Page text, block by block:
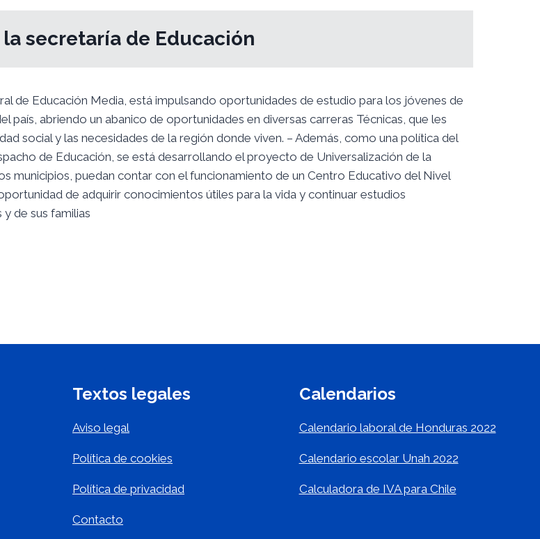
secretaría de Educación
de Educación Media, está impulsando oportunidades de estudio para los jóvenes de
país, abriendo un abanico de oportunidades en diversas carreras Técnicas, que les
social y las necesidades de la región donde viven. – Además, como una política del
de Educación, se está desarrollando el proyecto de Universalización de la
municipios, puedan contar con el funcionamiento de un Centro Educativo del Nivel
de adquirir conocimientos útiles para la vida y continuar estudios
de sus familias
Textos legales
Aviso legal
Política de cookies
Política de privacidad
Contacto
Calendarios
Calendario laboral de Honduras 2022
Calendario escolar Unah 2022
Calculadora de IVA para Chile